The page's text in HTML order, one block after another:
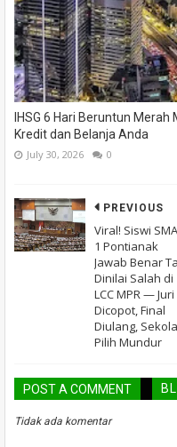
IHSG 6 Hari Beruntun
Kredit dan Belanja Anda
July 30, 2026 0
PREVIOUS
Viral! Siswi
1 Pontianak
Jawab Benar
Dinilai Salah di
LCC MPR — Juri
Dicopot, Final
Diulang,
Pilih Mundur
POST A COMMENT
Tidak ada komentar